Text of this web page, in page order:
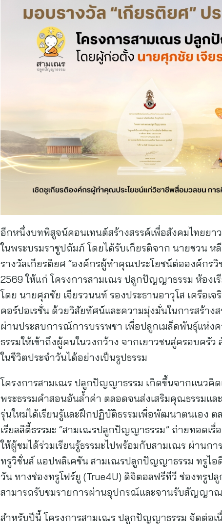
อีกหนึ่งบทพิสูจน์คอนเทนต์สร้างสรรค์เพื่อสังคมไทยย
ในพระบรมราชูปถัมภ์ โดยได้รับเกียรติจาก นายชวน
รางวัลเกียรติยศ “องค์กรผู้ทำคุณประโยชน์ต่อองค์กร
2569 ให้แก่ โครงการสามเณร ปลูกปัญญาธรรม ห้องเ
โดย นายศุภชัย เจียรวนนท์ รองประธานอาวุโส เครื
คอร์ปอเรชั่น ด้วยวิสัยทัศน์และความมุ่งมั่นในการสร้า
ผ่านประสบการณ์การบรรพชา เพื่อปลูกเมล็ดพันธุ์แห่
ธรรมให้เข้าถึงผู้คนในวงกว้าง จากเยาวชนสู่ครอบครั
ในชีวิตประจำวันได้อย่างเป็นรูปธรรม
โครงการสามเณร ปลูกปัญญาธรรม เกิดขึ้นจากแนวคิ
พระธรรมคำสอนอันล้ำค่า ตลอดจนส่งเสริมคุณธรรมแ
รุ่นใหม่ได้เรียนรู้และฝึกปฏิบัติธรรมเพื่อพัฒนาตนเอง
เรียลลิตี้ธรรมะ “สามเณรปลูกปัญญาธรรม” ถ่ายทอดเรื่
ให้ผู้ชมได้ร่วมเรียนรู้ธรรมะไปพร้อมกับสามเณร ผ่านก
ทรูวิชั่นส์ แอปพลิเคชัน สามเณรปลูกปัญญาธรรม ทรูไอ
วัน ทางช่องทรูโฟร์ยู (True4U) ดิจิตอลฟรีทีวี ช่องทรู
สามารถรับชมรายการผ่านอุปกรณ์และจานรับสัญญา
สำหรับปีนี้ โครงการสามเณร ปลูกปัญญาธรรม จัดต่อเ